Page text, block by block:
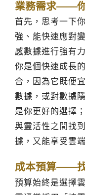
業務需求——
首先，思考一下
強、能快速應對
感數據進行強有
你是個快速成長
合，因為它既便
數據，或對數據
是你更好的選擇
與靈活性之間找
據，又能享受雲
成本預算——
預算始終是選擇